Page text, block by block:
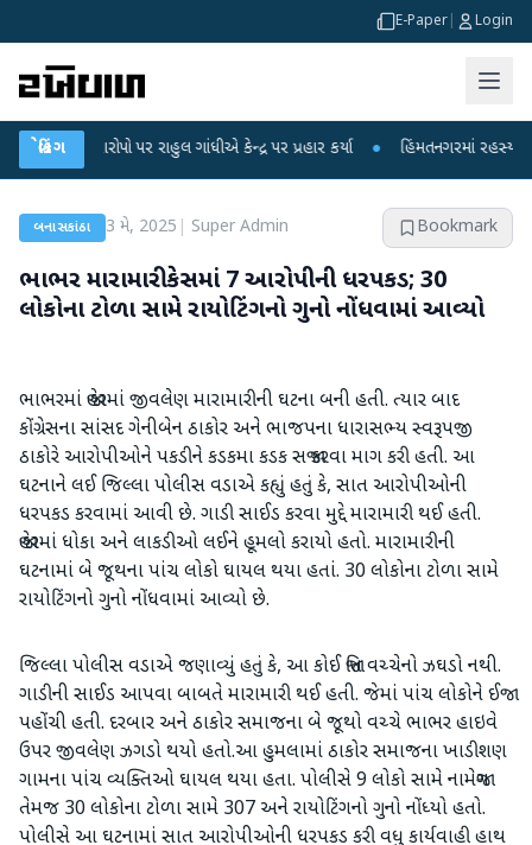
E-Paper Login
બ્રેકિંગ
આરોપો પર રાહુલ ગાંધીએ કેન્દ્ર પર પ્રહાર કર્યા ● હિંમતનગરમાં રહસ્યમય વાયરસ કે
બનાસકાંઠા 3 મે, 2025 Super Admin Bookmark
ભાભર મારામારી કેસમાં 7 આરોપીની ધરપકડ; 30
લોકોના ટોળા સામે રાયોટિંગનો ગુનો નોંધવામાં આવ્યો
ભાભરમાં જાહેરમાં જીવલેણ મારામારીની ઘટના બની હતી. ત્યાર બાદ
કોંગ્રેસના સાંસદ ગેનીબેન ઠાકોર અને ભાજપના ધારાસભ્ય સ્વરૂપજી
ઠાકોરે આરોપીઓને પકડીને કડકમા કડક સજા કરવા માગ કરી હતી. આ
ઘટનાને લઈ જિલ્લા પોલીસ વડાએ કહ્યું હતું કે, સાત આરોપીઓની
ધરપકડ કરવામાં આવી છે. ગાડી સાઈડ કરવા મુદ્દે મારામારી થઈ હતી.
જાહેરમાં ધોકા અને લાકડીઓ લઈને હૂમલો કરાયો હતો. મારામારીની
ઘટનામાં બે જૂથના પાંચ લોકો ઘાયલ થયા હતાં. 30 લોકોના ટોળા સામે
રાયોટિંગનો ગુનો નોંધવામાં આવ્યો છે.
જિલ્લા પોલીસ વડાએ જણાવ્યું હતું કે, આ કોઈ જાતિ વચ્ચેનો ઝઘડો નથી.
ગાડીની સાઈડ આપવા બાબતે મારામારી થઈ હતી. જેમાં પાંચ લોકોને ઈજા
પહોંચી હતી. દરબાર અને ઠાકોર સમાજના બે જૂથો વચ્ચે ભાભર હાઇવે
ઉપર જીવલેણ ઝગડો થયો હતો.આ હુમલામાં ઠાકોર સમાજના ખાડીશણ
ગામના પાંચ વ્યક્તિઓ ઘાયલ થયા હતા. પોલીસે 9 લોકો સામે નામજોગ
તેમજ 30 લોકોના ટોળા સામે 307 અને રાયોટિંગનો ગુનો નોંધ્યો હતો.
પોલીસે આ ઘટનામાં સાત આરોપીઓની ધરપકડ કરી વધુ કાર્યવાહી હાથ